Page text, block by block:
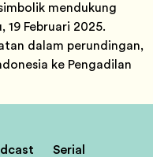
mendukung
19 Februari 2025.
dalam perundingan,
ke Pengadilan
Serial